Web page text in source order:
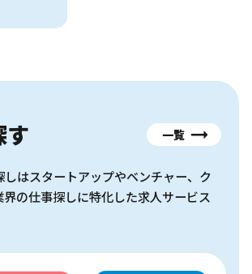
す 一覧
しはスタートアップやベンチャー、ク
界の仕事探しに特化した求人サービス